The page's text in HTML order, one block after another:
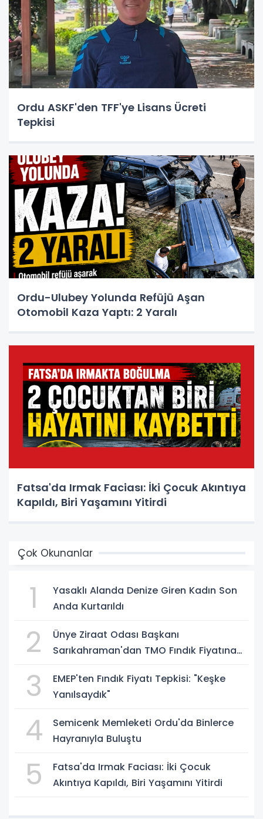
Ordu ASKF'den TFF'ye Lisans Ücreti
Tepkisi
Ordu-Ulubey Yolunda Refüjü Aşan
Otomobil Kaza Yaptı: 2 Yaralı
Fatsa'da Irmak Faciası: İki Çocuk Akıntıya
Kapıldı, Biri Yaşamını Yitirdi
Çok Okunanlar
1
Yasaklı Alanda Denize Giren Kadın Son
Anda Kurtarıldı
2
Ünye Ziraat Odası Başkanı
Sarıkahraman'dan TMO Fındık Fiyatına
3
EMEP'ten Fındık Fiyatı Tepkisi: "Keşke
Yanılsaydık"
4
Semicenk Memleketi Ordu'da Binlerce
Hayranıyla Buluştu
5
Fatsa'da Irmak Faciası: İki Çocuk
Akıntıya Kapıldı, Biri Yaşamını Yitirdi